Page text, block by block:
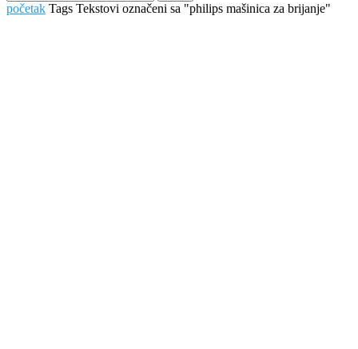
početak Tags Tekstovi označeni sa "philips mašinica za brijanje"